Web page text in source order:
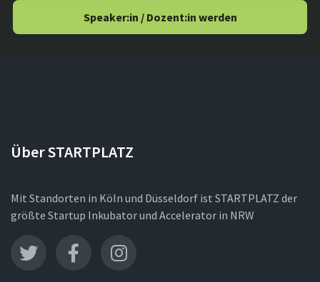
Speaker:in / Dozent:in werden
Über STARTPLATZ
Mit Standorten in Köln und Düsseldorf ist STARTPLATZ der
größte Startup Inkubator und Accelerator in NRW